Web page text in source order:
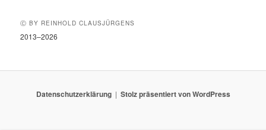
Ⓒ BY REINHOLD CLAUSJÜRGENS
2013–2026
Datenschutzerklärung Stolz präsentiert von WordPress